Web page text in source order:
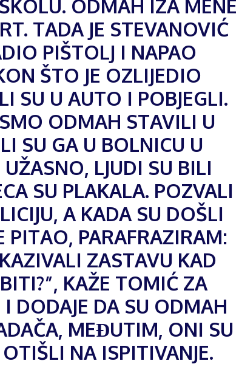
ODMAH IZA MENE
TADA JE STEVANOVIĆ
PIŠTOLJ I NAPAO
ŠTO JE OZLIJEDIO
SU U AUTO I POBJEGLI.
ODMAH STAVILI U
SU GA U BOLNICU U
UŽASNO, LJUDI SU BILI
SU PLAKALA. POZVALI
A KADA SU DOŠLI
PITAO, PARAFRAZIRAM:
ZASTAVU KAD
KAŽE TOMIĆ ZA
DODAJE DA SU ODMAH
MEĐUTIM, ONI SU
NA ISPITIVANJE.